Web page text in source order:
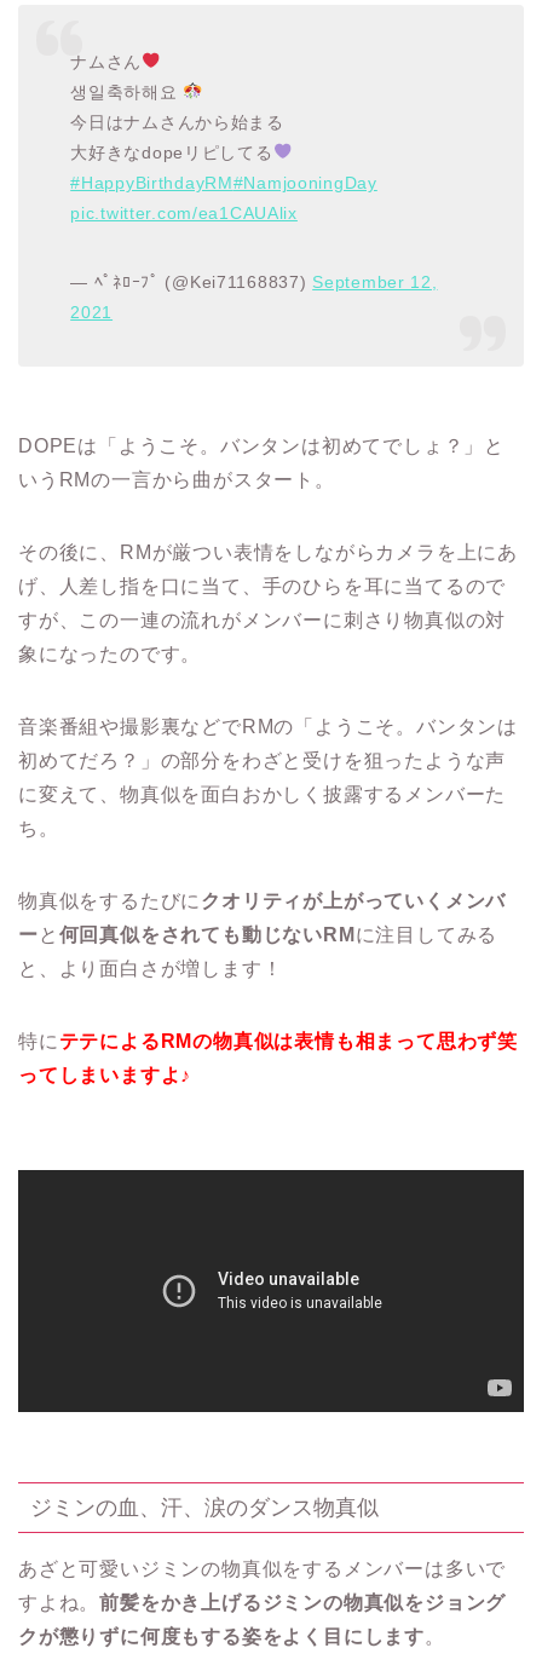
ナムさん
생일축하해요
今日はナムさんから始まる
大好きなdopeリピしてる
#HappyBirthdayRM#NamjooningDay
pic.twitter.com/ea1CAUAlix
— ﾍﾟﾈﾛｰﾌﾟ (@Kei71168837) September 12,
2021
DOPEは「ようこそ。バンタンは初めてでしょ？」と
いうRMの一言から曲がスタート。
その後に、RMが厳つい表情をしながらカメラを上にあ
げ、人差し指を口に当て、手のひらを耳に当てるので
すが、この一連の流れがメンバーに刺さり物真似の対
象になったのです。
音楽番組や撮影裏などでRMの「ようこそ。バンタンは
初めてだろ？」の部分をわざと受けを狙ったような声
に変えて、物真似を面白おかしく披露するメンバーた
ち。
物真似をするたびに クオリティが上がっていくメンバ
ー と 何回真似をされても動じないRM に注目してみる
と、より面白さが増します！
特に テテによるRMの物真似は表情も相まって思わず笑
ってしまいますよ♪
ジミンの血、汗、涙のダンス物真似
あざと可愛いジミンの物真似をするメンバーは多いで
すよね。前髪をかき上げるジミンの物真似をジョング
クが懲りずに何度もする姿をよく目にします。